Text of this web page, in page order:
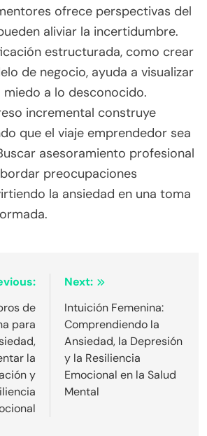
ofrece perspectivas del
aliviar la incertidumbre.
estructurada, como crear
de negocio, ayuda a visualizar
a lo desconocido.
incremental construye
que el viaje emprendedor sea
asesoramiento profesional
preocupaciones
la ansiedad en una toma
de
para
la
y
Next:
Intuición Femenina:
Comprendiendo la
Ansiedad, la Depresión
y la Resiliencia
Emocional en la Salud
Mental